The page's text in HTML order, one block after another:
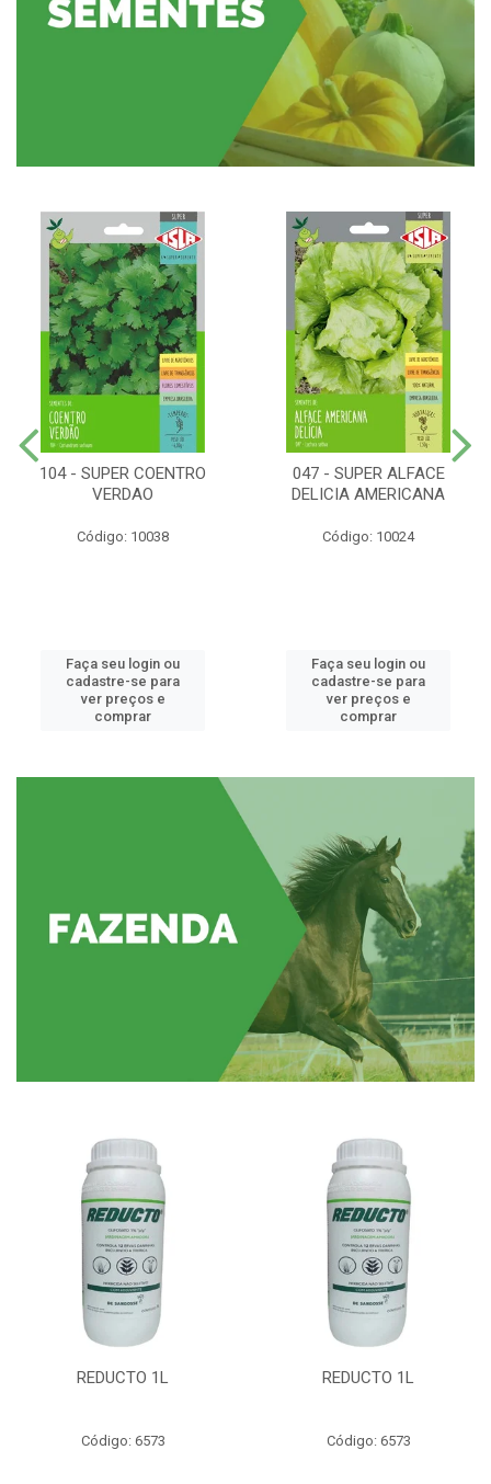
104 - SUPER COENTRO
VERDAO
Código: 10038
Faça seu login ou
cadastre-se para
ver preços e
comprar
047 - SUPER ALFACE
DELICIA AMERICANA
Código: 10024
Faça seu login ou
cadastre-se para
ver preços e
comprar
REDUCTO 1L
Código: 6573
REDUCTO 1L
Código: 6573